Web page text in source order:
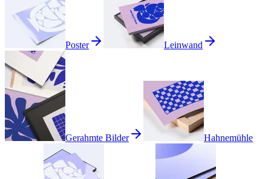
Poster Leinwand
Gerahmte Bilder Hahnemühle